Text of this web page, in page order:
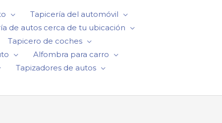
Tapicería del automóvil
de autos cerca de tu ubicación
Tapicero de coches
Alfombra para carro
Tapizadores de autos